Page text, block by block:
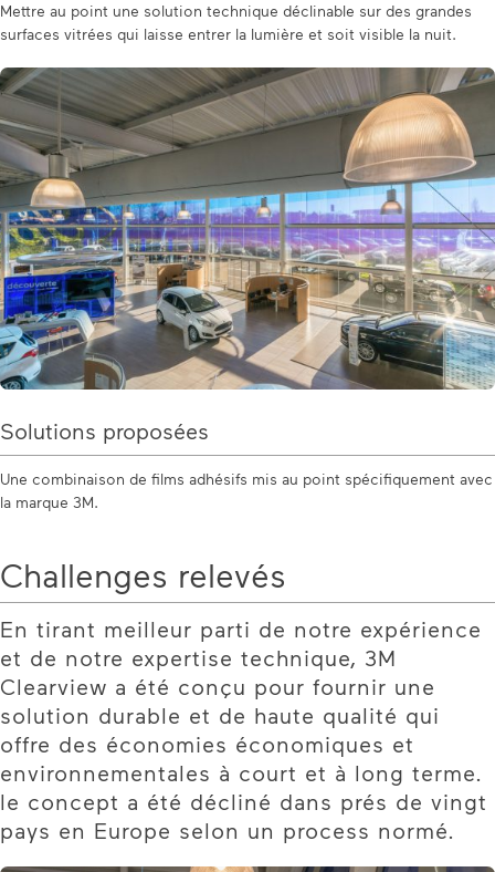
Mettre au point une solution technique déclinable sur des grandes
surfaces vitrées qui laisse entrer la lumière et soit visible la nuit.
Solutions proposées
Une combinaison de films adhésifs mis au point spécifiquement avec
la marque 3M.
Challenges relevés
En tirant meilleur parti de notre expérience
et de notre expertise technique, 3M
Clearview a été conçu pour fournir une
solution durable et de haute qualité qui
offre des économies économiques et
environnementales à court et à long terme.
le concept a été décliné dans prés de vingt
pays en Europe selon un process normé.